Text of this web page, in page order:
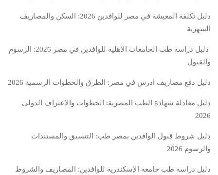
دليل تكلفة المعيشة في مصر للوافدين 2026: السكن والمصاريف
الشهرية
دليل دراسة طب الجامعات الأهلية للوافدين في مصر 2026: الرسوم
والقبول
دليل دفع مصاريف ادرس في مصر: الطرق والخطوات الرسمية 2026
دليل معادلة شهادة الطب المصرية: الخطوات والاعتراف الدولي
2026
دليل شروط قبول الوافدين بمصر طب: التنسيق والمستندات
والرسوم 2026
دليل دراسة طب جامعة الإسكندرية للوافدين: المصاريف والشروط